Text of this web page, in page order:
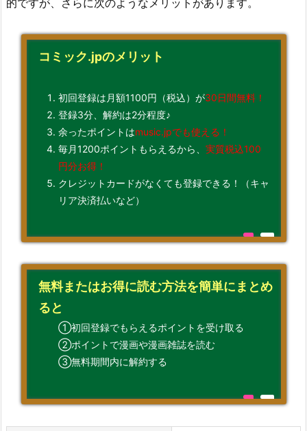
コミック.jpのメリット
初回登録は月額1100円（税込）が30日間無料！
登録3分、解約は2分程度♪
余ったポイントはmusic.jpでも使える！
毎月1200ポイントもらえるから、 実質税込100
円分お得！
クレジットカードがなくても登録できる！（キャ
リア決済払いなど）
無料またはお得に読む方法を簡単にまとめ
ると
①初回登録でもらえるポイントを受け取る
②ポイントで漫画や漫画雑誌を読む
③無料期間内に解約する